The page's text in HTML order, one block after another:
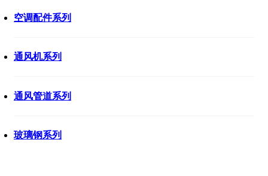
空调配件系列
通风机系列
通风管道系列
玻璃钢系列